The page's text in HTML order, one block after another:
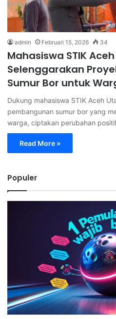
admin Februari 15, 2026 34
Mahasiswa STIK
Selenggarakan
Sumur Bor untuk
Dukung mahasiswa STIK Aceh
pembangunan sumur bor yang
warga, ciptakan perubahan
Read More »
Populer